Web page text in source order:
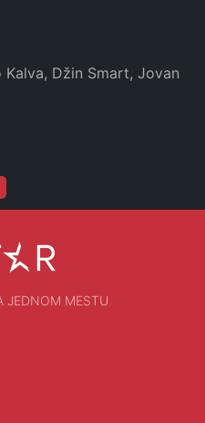
Džin Smart, Jovan
JEDNOM MESTU